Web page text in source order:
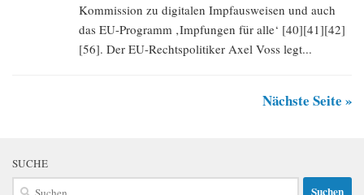
Kommission zu digitalen Impfausweisen und auch
das EU-Programm ‚Impfungen für alle‘ [40][41][42]
[56]. Der EU-Rechtspolitiker Axel Voss legt...
Nächste Seite »
SUCHE
Suchen